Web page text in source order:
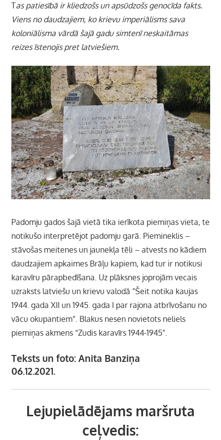
Tas patiesībā ir kliedzošs un apsūdzošs genocīda fakts.
Viens no daudzajiem, ko krievu imperiālisms sava
koloniālisma vārdā šajā gadu simtenī neskaitāmas
reizes īstenojis pret latviešiem.
Padomju gados šajā vietā tika ierīkota piemiņas vieta, te
notikušo interpretējot padomju garā. Piemineklis –
stāvošas meitenes un jaunekļa tēli – atvests no kādiem
daudzajiem apkaimes Brāļu kapiem, kad tur ir notikusi
karavīru pārapbedīšana. Uz plāksnes joprojām vecais
uzraksts latviešu un krievu valodā ”Šeit notika kaujas
1944. gada XII un 1945. gada I par rajona atbrīvošanu no
vācu okupantiem”. Blakus nesen novietots neliels
piemiņas akmens “Zudis karavīrs 1944-1945”.
Teksts un foto: Anita Banziņa
06.12.2021.
Lejupielādējams maršruta
ceļvedis: